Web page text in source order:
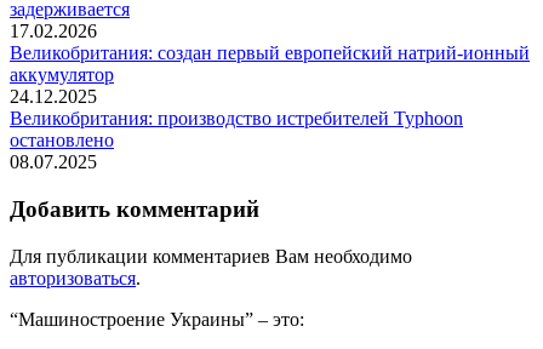
задерживается
17.02.2026
Великобритания: создан первый европейский натрий-ионный
аккумулятор
24.12.2025
Великобритания: производство истребителей Typhoon
остановлено
08.07.2025
Добавить комментарий
Для публикации комментариев Вам необходимо
авторизоваться.
“Машиностроение Украины” – это: